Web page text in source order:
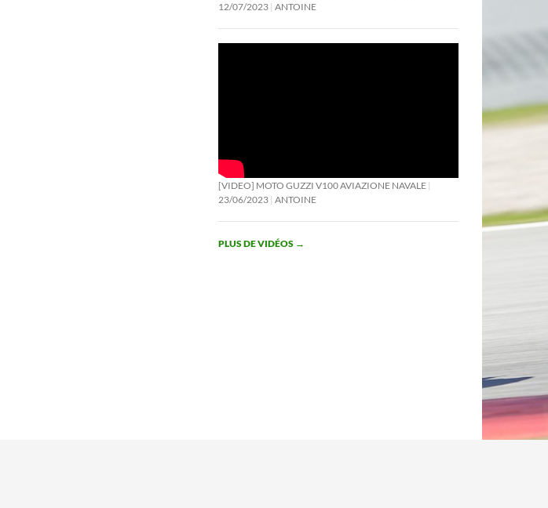
12/07/2023 ANTOINE
[VIDEO] MOTO GUZZI V100 AVIAZIONE NAVALE
23/06/2023 ANTOINE
PLUS DE VIDÉOS →